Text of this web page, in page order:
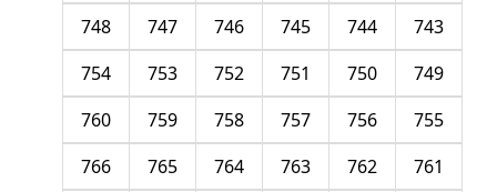
743
744
745
746
747
748
749
750
751
752
753
754
755
756
757
758
759
760
761
762
763
764
765
766